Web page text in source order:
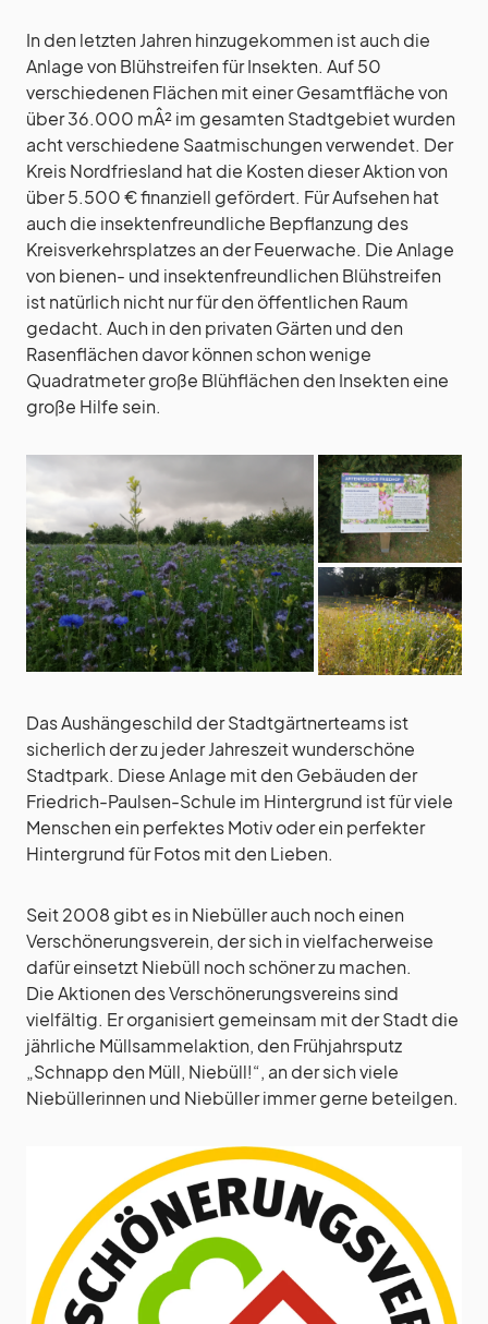
In den letzten Jahren hinzugekommen ist auch die
Anlage von Blühstreifen für Insekten. Auf 50
verschiedenen Flächen mit einer Gesamtfläche von
über 36.000 mÂ² im gesamten Stadtgebiet wurden
acht verschiedene Saatmischungen verwendet. Der
Kreis Nordfriesland hat die Kosten dieser Aktion von
über 5.500 € finanziell gefördert. Für Aufsehen hat
auch die insektenfreundliche Bepflanzung des
Kreisverkehrsplatzes an der Feuerwache. Die Anlage
von bienen- und insektenfreundlichen Blühstreifen
ist natürlich nicht nur für den öffentlichen Raum
gedacht. Auch in den privaten Gärten und den
Rasenflächen davor können schon wenige
Quadratmeter große Blühflächen den Insekten eine
große Hilfe sein.
Das Aushängeschild der Stadtgärtnerteams ist
sicherlich der zu jeder Jahreszeit wunderschöne
Stadtpark. Diese Anlage mit den Gebäuden der
Friedrich-Paulsen-Schule im Hintergrund ist für viele
Menschen ein perfektes Motiv oder ein perfekter
Hintergrund für Fotos mit den Lieben.
Seit 2008 gibt es in Niebüller auch noch einen
Verschönerungsverein, der sich in vielfacherweise
dafür einsetzt Niebüll noch schöner zu machen.
Die Aktionen des Verschönerungsvereins sind
vielfältig. Er organisiert gemeinsam mit der Stadt die
jährliche Müllsammelaktion, den Frühjahrsputz
„Schnapp den Müll, Niebüll!“, an der sich viele
Niebüllerinnen und Niebüller immer gerne beteilgen.